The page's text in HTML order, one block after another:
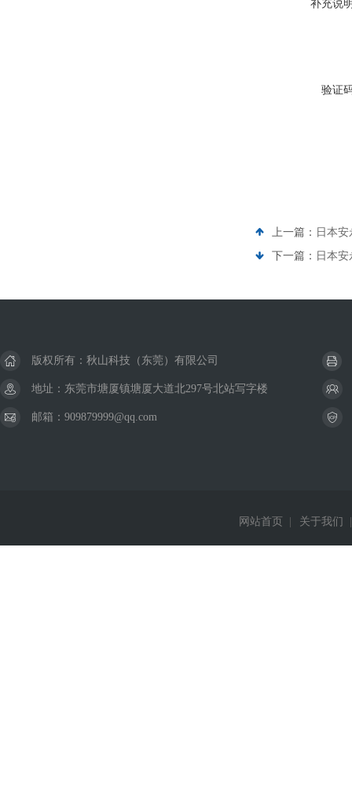
补充说
验证
上一篇： 日本
下一篇： 日本
版权所有：秋山科技（东莞）有限公司
地址：东莞市塘厦镇塘厦大道北297号北站写字楼
邮箱：909879999@qq.com
网站首页 关于我们